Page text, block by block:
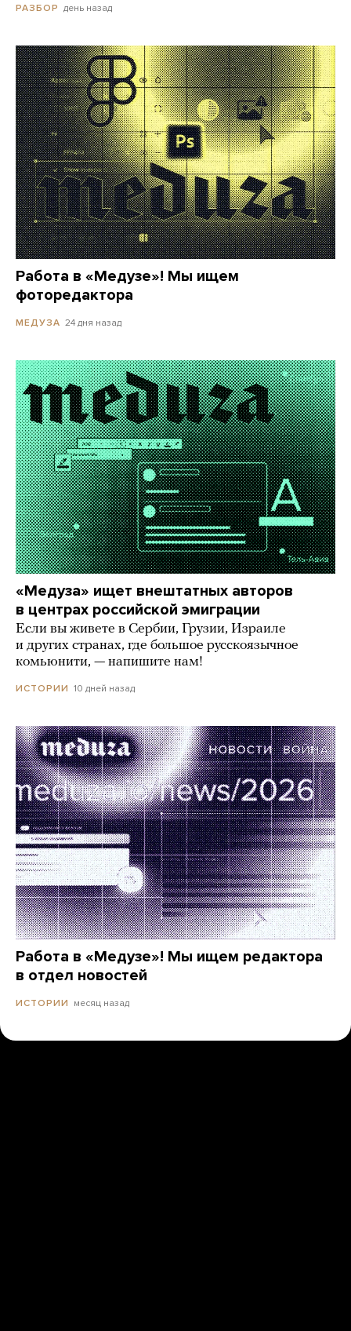
РАЗБОР день назад
Работа в «Медузе»! Мы ищем
фоторедактора
МЕДУЗА 24 дня назад
«Медуза» ищет внештатных авторов
в центрах российской эмиграции
Если вы живете в Сербии, Грузии, Израиле
и других странах, где большое русскоязычное
комьюнити, — напишите нам!
ИСТОРИИ 10 дней назад
Работа в «Медузе»! Мы ищем редактора
в отдел новостей
ИСТОРИИ месяц назад